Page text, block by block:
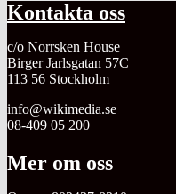
Kontakta oss
c/o Norrsken House
Birger Jarlsgatan 57C
113 56 Stockholm
info@wikimedia.se
08-409 05 200
Mer om oss